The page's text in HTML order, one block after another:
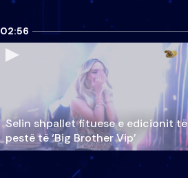
02:56
Selin shpallet fituese e edicionit të
pestë të ‘Big Brother Vip’